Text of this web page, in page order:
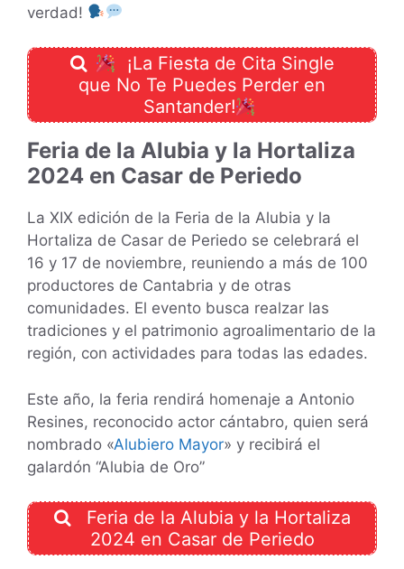
verdad!
¡La Fiesta de Cita Single
que No Te Puedes Perder en
Santander!
Feria de la Alubia y la Hortaliza
2024 en Casar de Periedo
La XIX edición de la Feria de la Alubia y la
Hortaliza de Casar de Periedo se celebrará el
16 y 17 de noviembre, reuniendo a más de 100
productores de Cantabria y de otras
comunidades. El evento busca realzar las
tradiciones y el patrimonio agroalimentario de la
región, con actividades para todas las edades.
Este año, la feria rendirá homenaje a Antonio
Resines, reconocido actor cántabro, quien será
nombrado «Alubiero Mayor» y recibirá el
galardón “Alubia de Oro”
Feria de la Alubia y la Hortaliza
2024 en Casar de Periedo